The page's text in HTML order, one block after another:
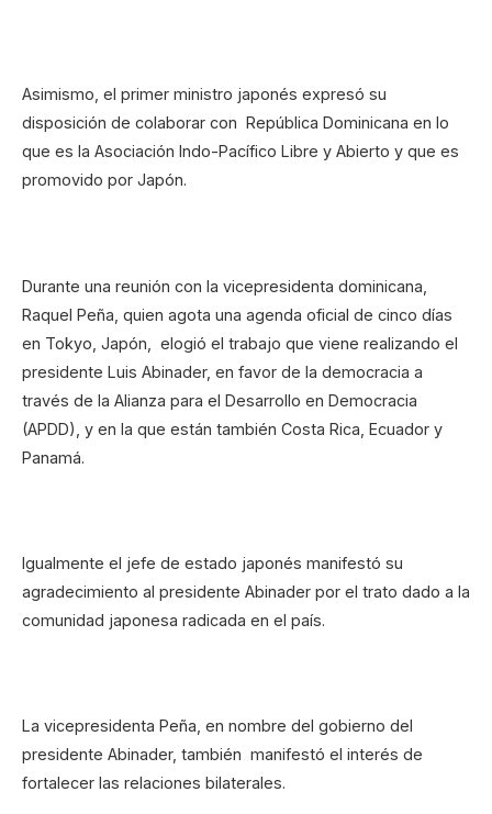
Asimismo, el primer ministro japonés expresó su
disposición de colaborar con República Dominicana en lo
que es la Asociación Indo-Pacífico Libre y Abierto y que es
promovido por Japón.
Durante una reunión con la vicepresidenta dominicana,
Raquel Peña, quien agota una agenda oficial de cinco días
en Tokyo, Japón, elogió el trabajo que viene realizando el
presidente Luis Abinader, en favor de la democracia a
través de la Alianza para el Desarrollo en Democracia
(APDD), y en la que están también Costa Rica, Ecuador y
Panamá.
Igualmente el jefe de estado japonés manifestó su
agradecimiento al presidente Abinader por el trato dado a la
comunidad japonesa radicada en el país.
La vicepresidenta Peña, en nombre del gobierno del
presidente Abinader, también manifestó el interés de
fortalecer las relaciones bilaterales.